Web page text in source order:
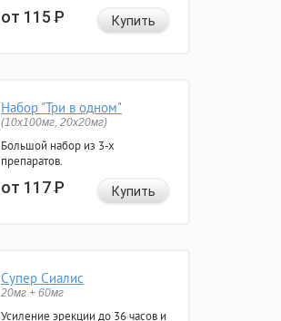
от 115Р Купить
Набор "Три в одном"
(10x100мг, 20x20мг)
Большой набор из 3-х
препаратов.
от 117Р Купить
Супер Сиалис
20мг + 60мг
Усиление эрекции до 36 часов и